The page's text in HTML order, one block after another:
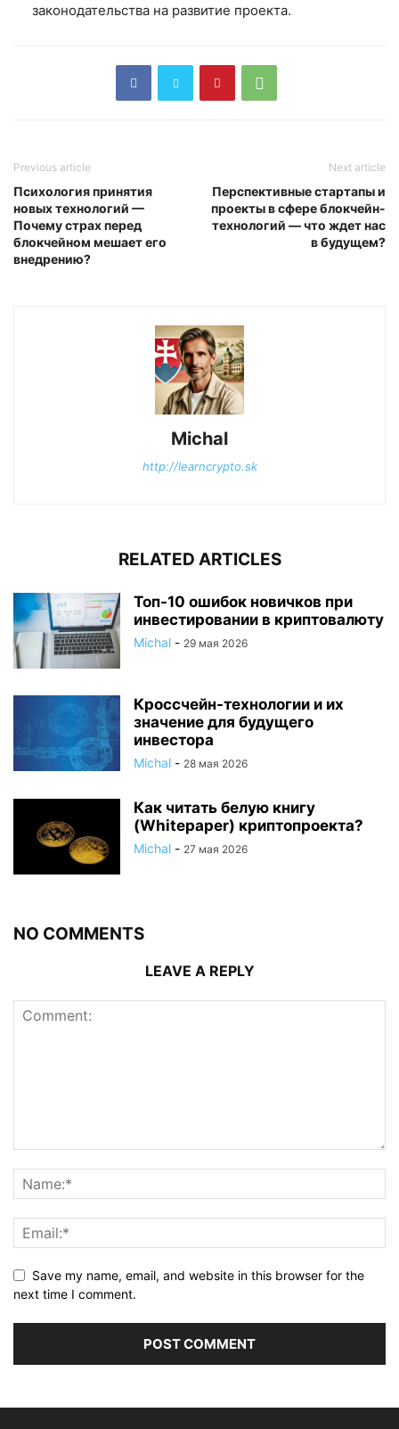
законодательства на развитие проекта.
Previous article
Психология принятия
новых технологий —
Почему страх перед
блокчейном мешает его
внедрению?
Next article
Перспективные стартапы и
проекты в сфере блокчейн-
технологий — что ждет нас
в будущем?
Michal
http://learncrypto.sk
RELATED ARTICLES
Топ-10 ошибок новичков при
инвестировании в криптовалюту
Michal - 29 мая 2026
Кроссчейн-технологии и их
значение для будущего
инвестора
Michal - 28 мая 2026
Как читать белую книгу
(Whitepaper) криптопроекта?
Michal - 27 мая 2026
NO COMMENTS
LEAVE A REPLY
Save my name, email, and website in this browser for the
next time I comment.